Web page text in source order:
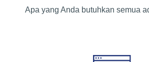
Apa yang Anda butuhkan semua